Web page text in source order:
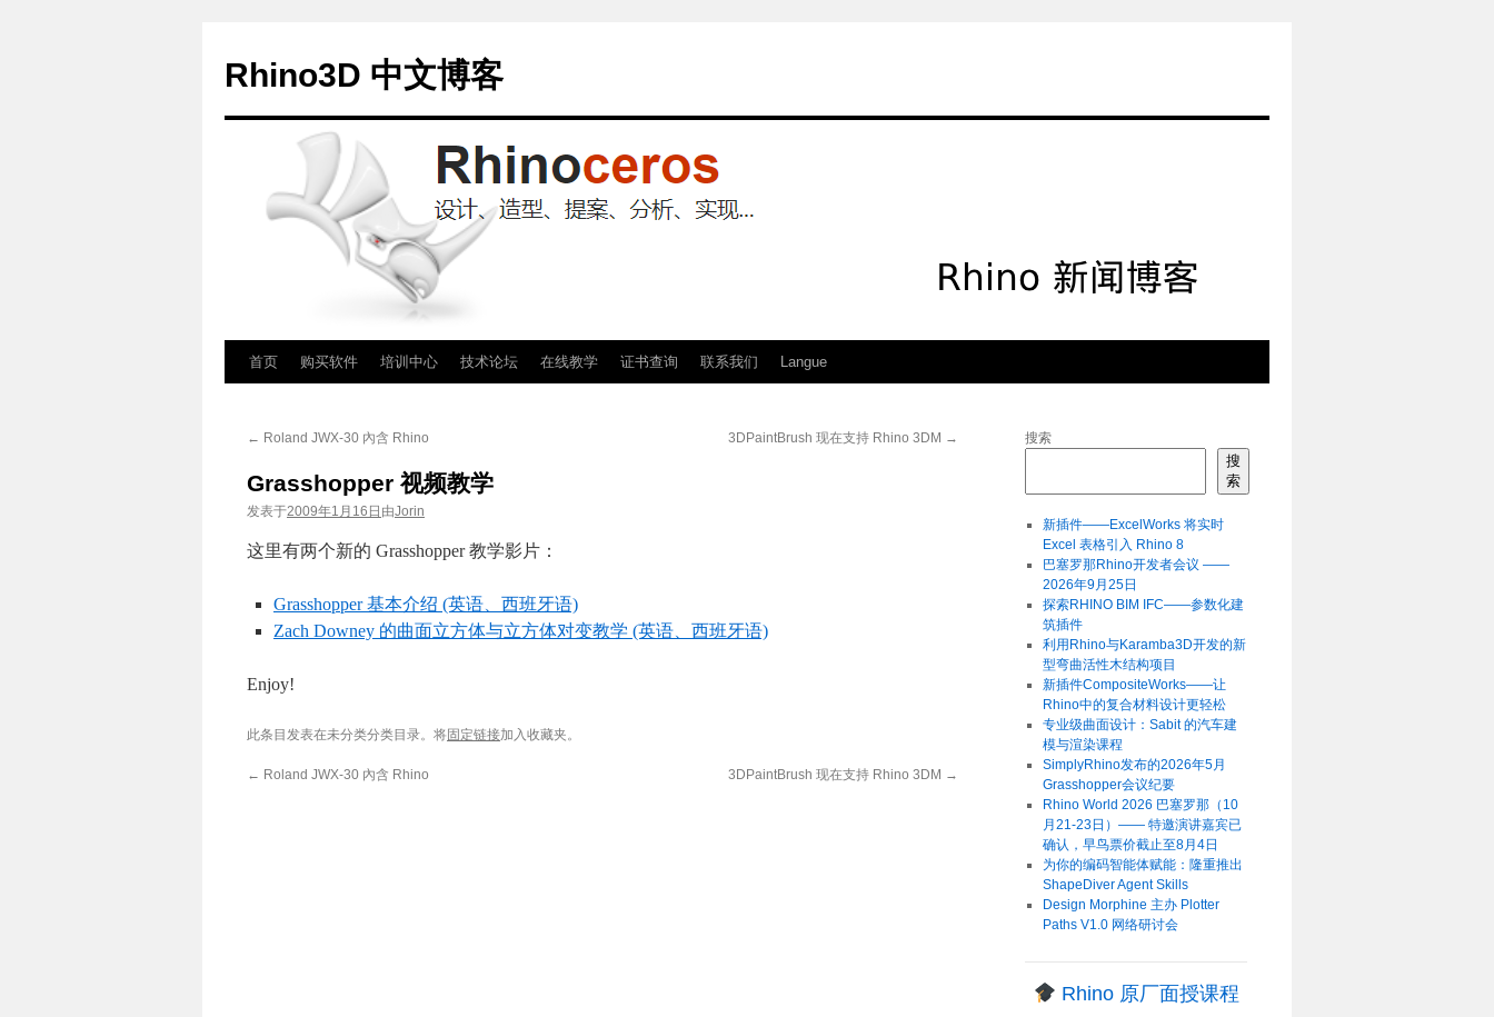
Rhino3D 中文博客
文
首页 购买软件 培训中心 技术论坛 在线教学 证书查询 联系我们 Langue
← Roland JWX-30 內含 Rhino 3DPaintBrush 现在支持 Rhino 3DM →
Grasshopper 视频教学
发表于2009年1月16日 由Jorin
这里有两个新的 Grasshopper 教学影片：
Grasshopper 基本介绍 (英语、西班牙语)
Zach Downey 的曲面立方体与立方体对变教学 (英语、西班牙语)
Enjoy!
此条目发表在未分类分类目录。将固定链接加入收藏夹。
← Roland JWX-30 內含 Rhino 3DPaintBrush 现在支持 Rhino 3DM →
搜索
搜
索
新插件——ExcelWorks 将实时
Excel 表格引入 Rhino 8
巴塞罗那Rhino开发者会议 ——
2026年9月25日
探索RHINO BIM IFC——参数化建
筑插件
利用Rhino与Karamba3D开发的新
型弯曲活性木结构项目
新插件CompositeWorks——让
Rhino中的复合材料设计更轻松
专业级曲面设计：Sabit 的汽车建
模与渲染课程
SimplyRhino发布的2026年5月
Grasshopper会议纪要
Rhino World 2026 巴塞罗那（10
月21-23日）—— 特邀演讲嘉宾已
确认，早鸟票价截止至8月4日
为你的编码智能体赋能：隆重推出
ShapeDiver Agent Skills
Design Morphine 主办 Plotter
Paths V1.0 网络研讨会
Rhino 原厂面授课程